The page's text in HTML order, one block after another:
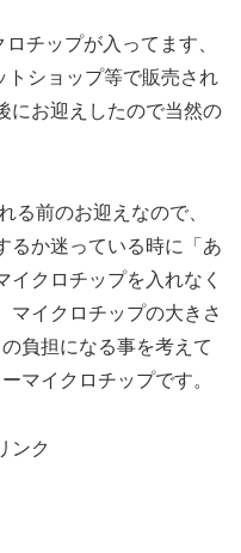
チップが入ってます、
トショップ等で販売され
にお迎えしたので当然の
る前のお迎えなので、
るか迷っている時に「あ
イクロチップを入れなく
マイクロチップの大きさ
負担になる事を考えて
マイクロチップです。
ンク